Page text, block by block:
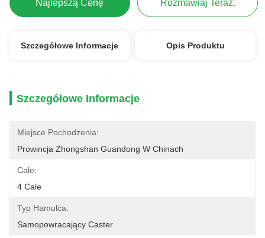
Najlepszą Cenę Rozmawiaj Teraz.
Szczegółowe Informacje Opis Produktu
Szczegółowe Informacje
Miejsce Pochodzenia:
Prowincja Zhongshan Guandong W Chinach
Cale:
4 Cale
Typ Hamulca:
Samopowracający Caster